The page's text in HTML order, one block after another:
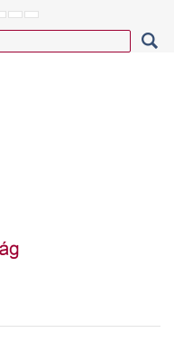
ALAPÉRTELMEZETT
BETŰMÉRET
NAGYOBB
BETŰMÉRET